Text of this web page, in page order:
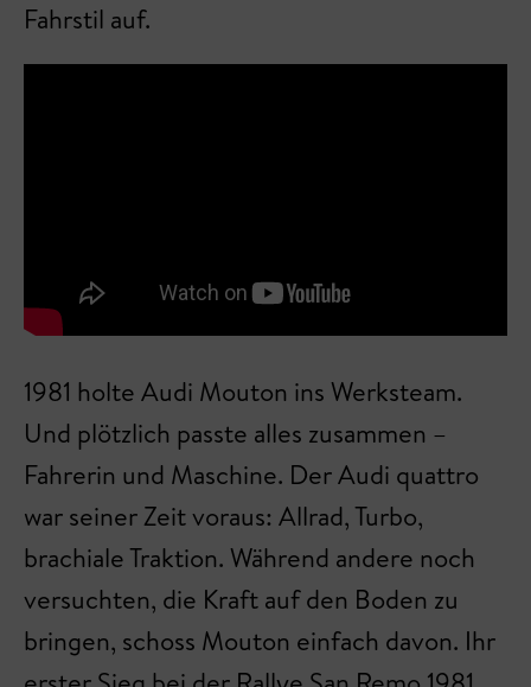
Fahrstil auf.
1981 holte Audi Mouton ins Werksteam.
Und plötzlich passte alles zusammen –
Fahrerin und Maschine. Der Audi quattro
war seiner Zeit voraus: Allrad, Turbo,
brachiale Traktion. Während andere noch
versuchten, die Kraft auf den Boden zu
bringen, schoss Mouton einfach davon. Ihr